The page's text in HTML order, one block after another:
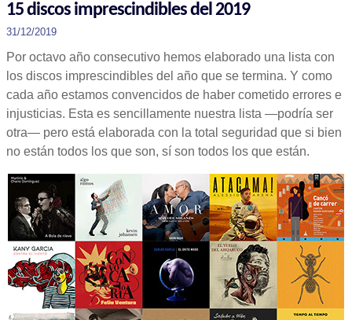
15 discos imprescindibles del 2019
31/12/2019
Por octavo año consecutivo hemos elaborado una lista con
los discos imprescindibles del año que se termina. Y como
cada año estamos convencidos de haber cometido errores e
injusticias. Esta es sencillamente nuestra lista —podría ser
otra— pero está elaborada con la total seguridad que si bien
no están todos los que son, sí son todos los que están.